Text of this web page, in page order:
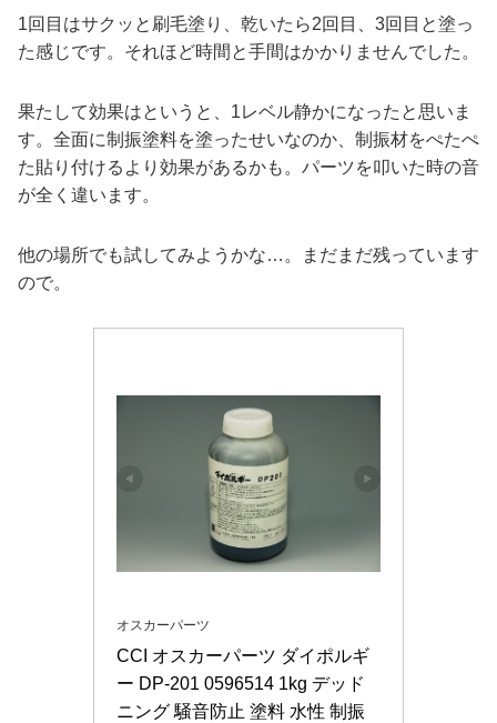
1回目はサクッと刷毛塗り、乾いたら2回目、3回目と塗っ
た感じです。それほど時間と手間はかかりませんでした。
果たして効果はというと、1レベル静かになったと思いま
す。全面に制振塗料を塗ったせいなのか、制振材をぺたぺ
た貼り付けるより効果があるかも。パーツを叩いた時の音
が全く違います。
他の場所でも試してみようかな…。まだまだ残っています
ので。
オスカーパーツ
CCI オスカーパーツ ダイポルギ
ー DP-201 0596514 1kg デッド
ニング 騒音防止 塗料 水性 制振